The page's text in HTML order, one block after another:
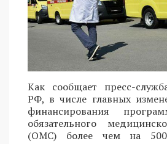
Как сообщает пресс-
РФ, в числе главных
финансирования
обязательного
(ОМС) более чем на